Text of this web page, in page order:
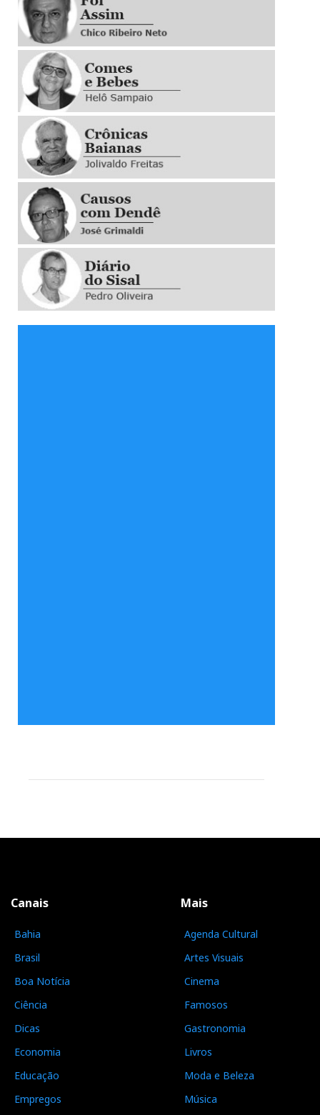
Canais
Bahia
Brasil
Boa Notícia
Ciência
Dicas
Economia
Educação
Empregos
Mais
Agenda Cultural
Artes Visuais
Cinema
Famosos
Gastronomia
Livros
Moda e Beleza
Música